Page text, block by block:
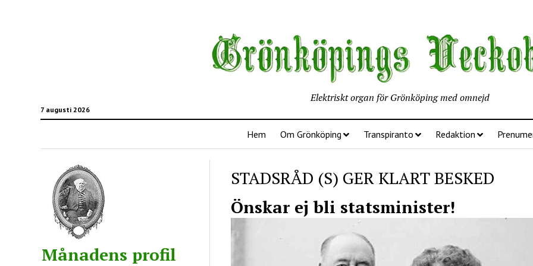
7 augusti 2026
Elektriskt organ för Grönköping med omnejd
Hem Om Grönköping Transpiranto Redaktion
Månadens profil
STADSRÅD (S) GER KLART BESKED
Önskar ej bli statsminister!